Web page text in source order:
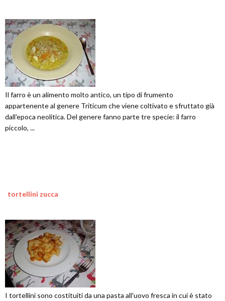
Il farro è un alimento molto antico, un tipo di frumento
appartenente al genere Triticum che viene coltivato e sfruttato già
dall'epoca neolitica. Del genere fanno parte tre specie: il farro
piccolo, ...
tortellini zucca
I tortellini sono costituiti da una pasta all'uovo fresca in cui è stato